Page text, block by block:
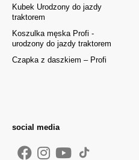
Kubek Urodzony do jazdy
traktorem
Koszulka męska Profi -
urodzony do jazdy traktorem
Czapka z daszkiem – Profi
social media